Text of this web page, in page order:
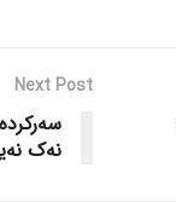
Next Post
نەک